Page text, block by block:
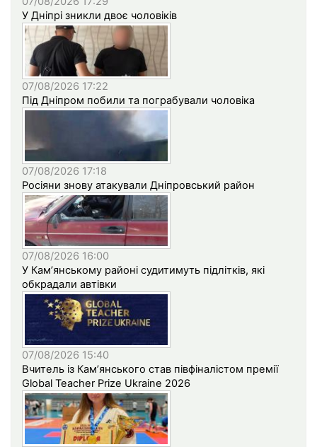
У Дніпрі зникли двоє чоловіків
07/08/2026 17:22
Під Дніпром побили та пограбували чоловіка
07/08/2026 17:18
Росіяни знову атакували Дніпровський район
07/08/2026 16:00
У Кам’янському районі судитимуть підлітків, які
обкрадали автівки
07/08/2026 15:40
Вчитель із Кам’янського став півфіналістом премії
Global Teacher Prize Ukraine 2026